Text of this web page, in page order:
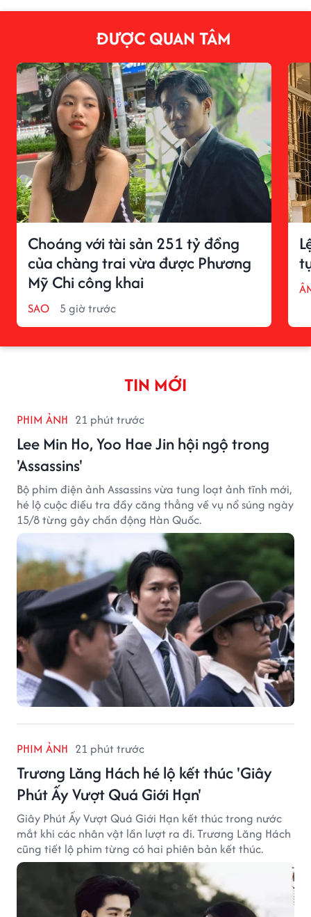
ĐƯỢC QUAN TÂM
Choáng với tài sản 251 tỷ đồng
của chàng trai vừa được Phương
Mỹ Chi công khai
SAO 5 giờ trước
TIN MỚI
PHIM ẢNH 21 phút trước
Lee Min Ho, Yoo Hae Jin hội ngộ trong
'Assassins'
Bộ phim điện ảnh Assassins vừa tung loạt ảnh tĩnh mới,
hé lộ cuộc điều tra đầy căng thẳng về vụ nổ súng ngày
15/8 từng gây chấn động Hàn Quốc.
PHIM ẢNH 21 phút trước
Trương Lăng Hách hé lộ kết thúc 'Giây
Phút Ấy Vượt Quá Giới Hạn'
Giây Phút Ấy Vượt Quá Giới Hạn kết thúc trong nước
mắt khi các nhân vật lần lượt ra đi. Trương Lăng Hách
cũng tiết lộ phim từng có hai phiên bản kết thúc.